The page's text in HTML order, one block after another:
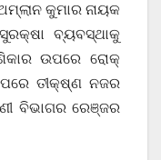
କୁମାର ନାୟକ
ବ୍ୟବସ୍ଥାକୁ
ଉପରେ ରୋକ୍
ତୀକ୍ଷ୍ଣ ନଜର
ବିଭାଗର ରେଞ୍ଜର